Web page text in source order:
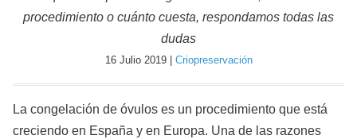
procedimiento o cuánto cuesta, respondamos todas las
dudas
16 Julio 2019 | Criopreservación
La congelación de óvulos es un procedimiento que está
creciendo en España y en Europa. Una de las razones